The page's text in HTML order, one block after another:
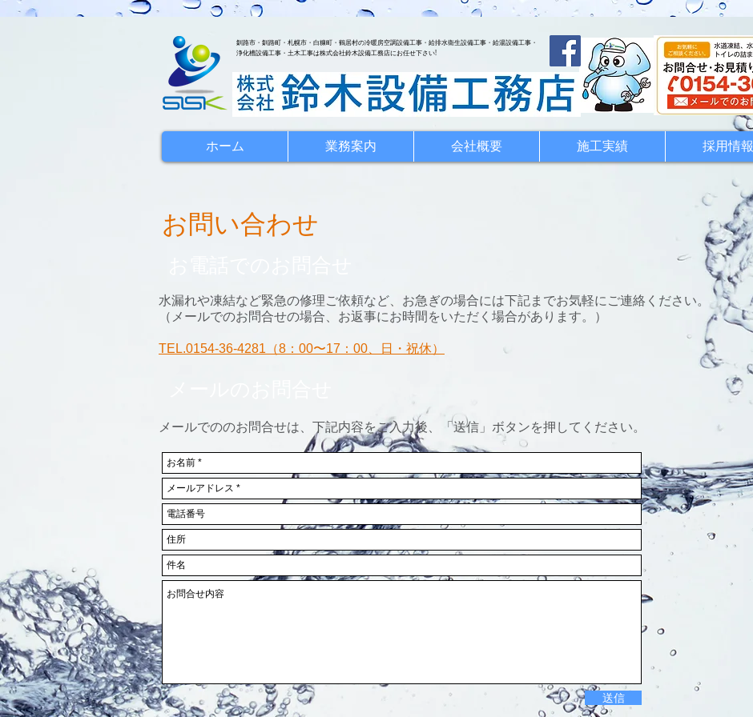
釧路市・釧路町・札幌市・白糠町・鶴居村の冷暖房空調設備工事・給排水衛生設備工事・給湯設備工事・
浄化槽設備工事・土木工事は株式会社鈴木設備工務店にお任せ下さい!
ホーム 業務案内 会社概要 施工実績 採用情報
お問い合わせ
水漏れや凍結など緊急の修理ご依頼など、お急ぎの場合には下記までお気軽にご連絡ください。
（メールでのお問合せの場合、お返事にお時間をいただく場合があります。）
TEL.0154-36-4281（8：00〜17：00、日・祝休）
メールでののお問合せは、下記内容をご入力後、「送信」ボタンを押してください。
送信